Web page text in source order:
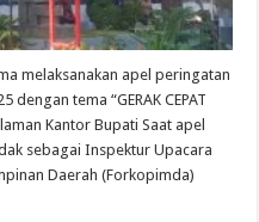
melaksanakan apel peringatan
dengan tema “GERAK CEPAT
Kantor Bupati Saat apel
sebagai Inspektur Upacara
Daerah (Forkopimda)